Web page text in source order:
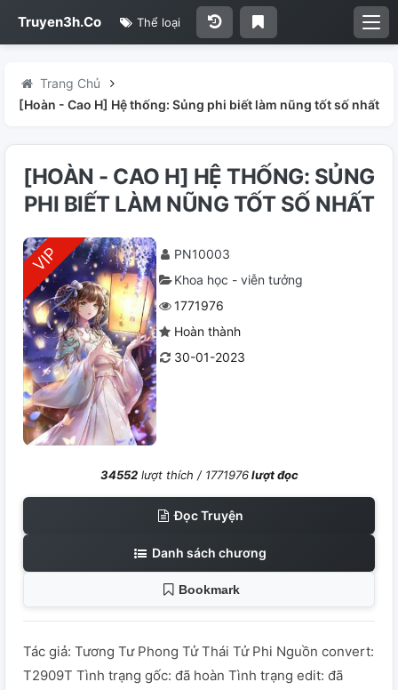
Truyen3h.Co Thể loại
Trang Chủ
[Hoàn - Cao H] Hệ thống: Sủng phi biết làm nũng tốt số nhất
[HOÀN - CAO H] HỆ THỐNG: SỦNG
PHI BIẾT LÀM NŨNG TỐT SỐ NHẤT
PN10003
Khoa học - viễn tưởng
1771976
Hoàn thành
30-01-2023
34552lượt thích / 1771976lượt đọc
Đọc Truyện
Danh sách chương
Bookmark
Tác giả: Tương Tư Phong Tử Thái Tử Phi Nguồn convert:
T2909T Tình trạng gốc: đã hoàn Tình trạng edit: đã